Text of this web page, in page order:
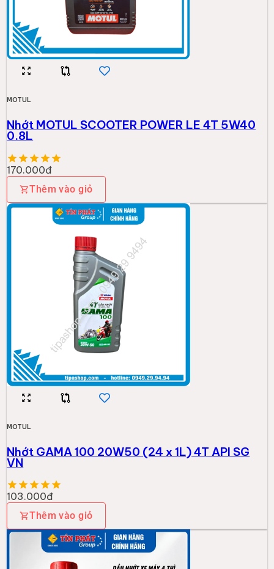
MOTUL
Nhớt MOTUL SCOOTER POWER LE 4T 5W40
0.8L
170.000đ
Thêm vào giỏ
MOTUL
Nhớt GAMA 100 20W50 (24 x 1L) 4T API SG
VN
103.000đ
Thêm vào giỏ